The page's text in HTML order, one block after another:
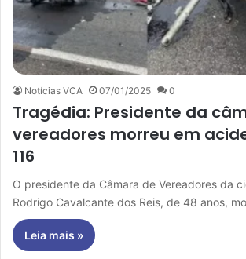
Notícias VCA 07/01/2025 0
Tragédia: Presidente da
vereadores morreu em
116
O presidente da Câmara de Vereadores da
Rodrigo Cavalcante dos Reis, de 48 anos,
Leia mais »